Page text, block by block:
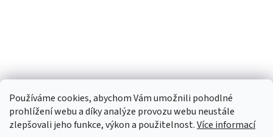
Používáme cookies, abychom Vám umožnili pohodlné
prohlížení webu a díky analýze provozu webu neustále
zlepšovali jeho funkce, výkon a použitelnost.Více informací